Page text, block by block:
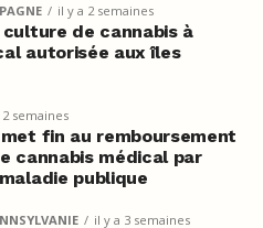
il y a 2 semaines
de cannabis à
autorisée aux îles
2 semaines
met fin au remboursement
cannabis médical par
publique
il y a 3 semaines